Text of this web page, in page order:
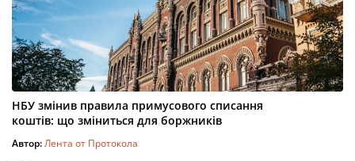
НБУ змінив правила примусового списання
коштів: що зміниться для боржників
Автор:Лента от Протокола